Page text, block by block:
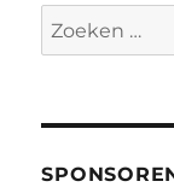
Zoeken
naar: